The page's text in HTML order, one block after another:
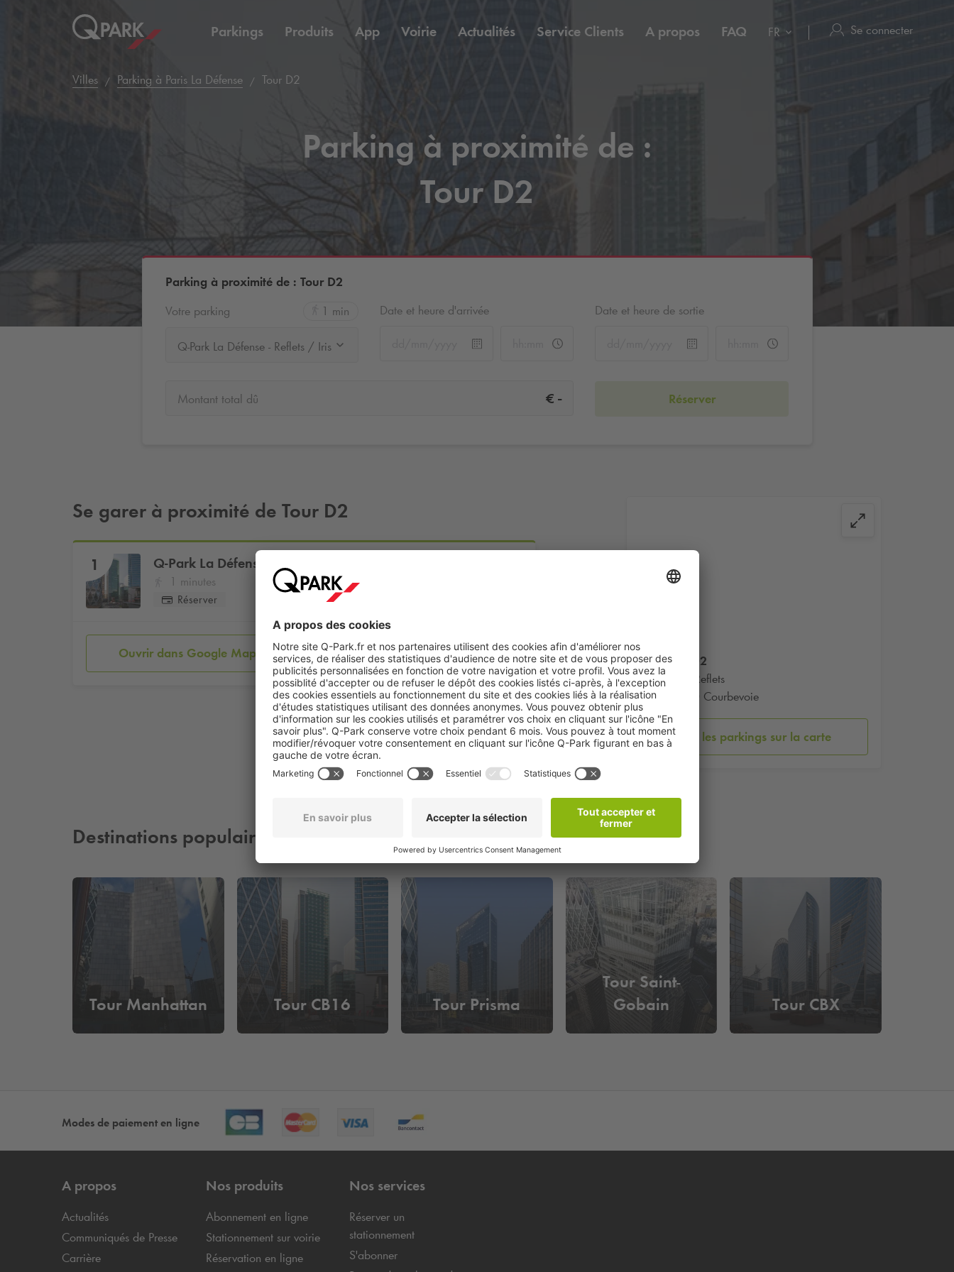
Parkings Produits App Voirie Actualités Service Clients A propos FAQ FR Se connecter
Villes Parking à Paris La Défense Tour D2
Parking à proximité de :
Tour D2
Parking à proximité de : Tour D2
Votre parking
1 min
Q-Park La Défense - Reflets / Iris
Date et heure d'arrivée Date et heure de sortie
Montant total dû € - Réserver
Tour D2
17 Pl Reflets
92400 Courbevoie
Voir les parkings sur la carte
Se garer à proximité de Tour D2
1 Q-Park La Défense - Reflets / Iris
1 minutes
Réserver
Ouvrir dans Google Maps Réserver
Destinations populaires à proximité
Tour Manhattan Tour CB16 Tour Prisma
Tour Saint-
Gobain
Tour CBX
Modes de paiement en ligne
A propos
Actualités
Communiqués de Presse
Carrière
Nos produits
Abonnement en ligne
Stationnement sur voirie
Réservation en ligne
Nos services
Réserver un
stationnement
S'abonner